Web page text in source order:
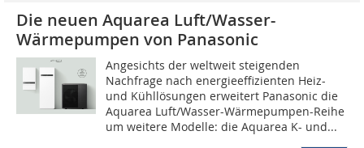
Die neuen Aquarea Luft/Wasser-
Wärmepumpen von Panasonic
Angesichts der weltweit steigenden
Nachfrage nach energieeffizienten Heiz-
und Kühllösungen erweitert Panasonic die
Aquarea Luft/Wasser-Wärmepumpen-Reihe
um weitere Modelle: die Aquarea K- und...